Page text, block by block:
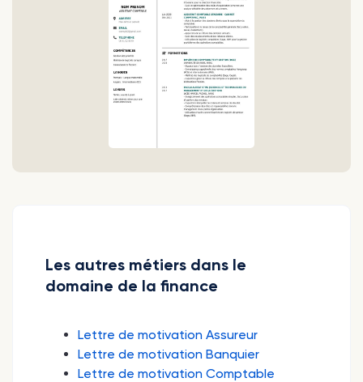
Les autres métiers dans le
domaine de la finance
Lettre de motivation Assureur
Lettre de motivation Banquier
Lettre de motivation Comptable